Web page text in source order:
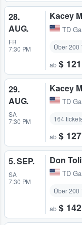
28.
AUG.
FR
7:30 PM
Kacey
TD
Über 200
ab $ 121
29.
AUG.
SA
7:30 PM
Kacey
TD
164
ab $ 127
5. SEP.
SA
7:30 PM
Don
TD
Über 200
ab $ 142